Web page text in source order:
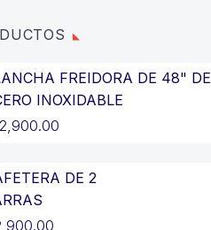
FREIDORA DE 48" DE
INOXIDABLE
DE 2